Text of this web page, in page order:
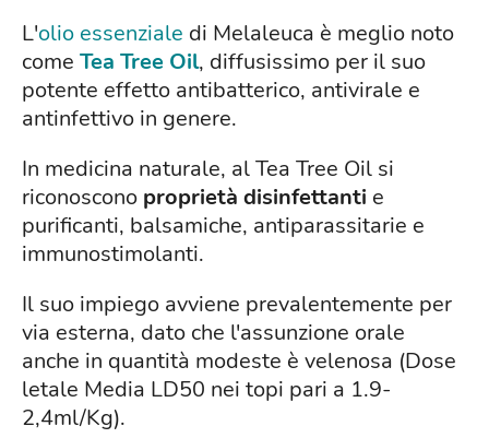
L'olio essenziale di Melaleuca è meglio noto
come Tea Tree Oil, diffusissimo per il suo
potente effetto antibatterico, antivirale e
antinfettivo in genere.
In medicina naturale, al Tea Tree Oil si
riconoscono proprietà disinfettanti e
purificanti, balsamiche, antiparassitarie e
immunostimolanti.
Il suo impiego avviene prevalentemente per
via esterna, dato che l'assunzione orale
anche in quantità modeste è velenosa (Dose
letale Media LD50 nei topi pari a 1.9-
2,4ml/Kg).